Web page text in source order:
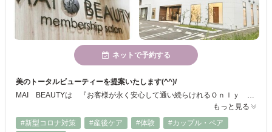
ネットで予約する
美のトータルビューティーを提案いたします(^^)/
MAI BEAUTYは 『お客様が永く安心して通い続らけれるＯｎｌｙ Ｏｎｅサロン』 をコンセプトとし、極上のリラクゼーションと癒しを感じていただく贅沢な空間でお客様と共に5年・10年後もずっとキレイを楽しむ 【ホリスティックビューティー(健康観美)】 を提案する 【ライフ デザイン サロン】 です。常に新しいビューティーメニュー展開を行って参りますのでご期待ください≪月曜日も営業しております≫
もっと見る
#新型コロナ対策
#産後ケア #体験
#カップル・ペア